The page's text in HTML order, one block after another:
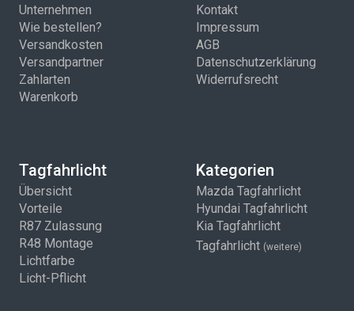
Unternehmen
Wie bestellen?
Versandkosten
Versandpartner
Zahlarten
Warenkorb
Kontakt
Impressum
AGB
Datenschutzerklärung
Widerrufsrecht
Tagfahrlicht
Übersicht
Vorteile
R87 Zulassung
R48 Montage
Lichtfarbe
Licht-Pflicht
Kategorien
Mazda Tagfahrlicht
Hyundai Tagfahrlicht
Kia Tagfahrlicht
Tagfahrlicht (weitere)